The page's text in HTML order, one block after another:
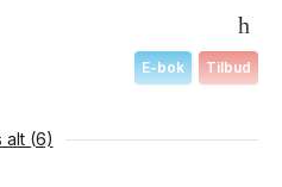
E-bok Tilbud
alt (6)